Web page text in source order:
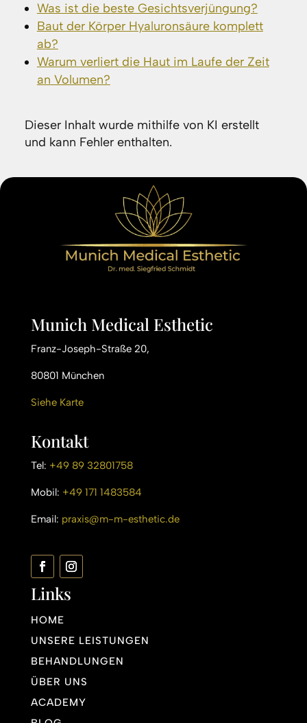
Was ist die beste Gesichtsverjüngung?
Baut der Körper Hyaluronsäure komplett
ab?
Warum verliert die Haut im Laufe der Zeit
an Volumen?
Dieser Inhalt wurde mithilfe von KI erstellt
und kann Fehler enthalten.
Munich Medical Esthetic
Franz-Joseph-Straße 20,
80801 München
Siehe Karte
Kontakt
Tel: +49 89 32801758
Mobil: +49 171 1483584
Email: praxis@m-m-esthetic.de
Links
HOME
UNSERE LEISTUNGEN
BEHANDLUNGEN
ÜBER UNS
ACADEMY